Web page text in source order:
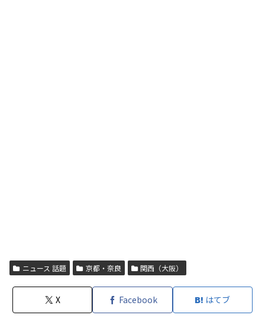
ニュース 話題 京都・奈良 関西（大阪）
X Facebook はてブ